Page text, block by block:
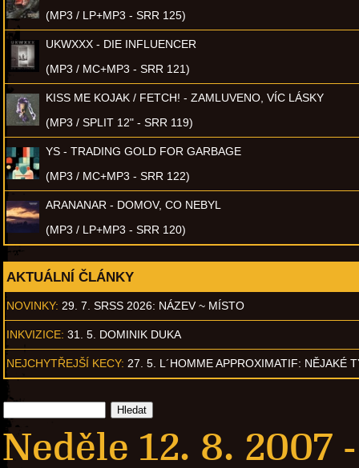
(MP3 / LP+MP3 - SRR 125)
UKWXXX - DIE INFLUENCER
(MP3 / MC+MP3 - SRR 121)
KISS ME KOJAK / FETCH! - ZAMLUVENO, VÍC LÁSKY
(MP3 / SPLIT 12" - SRR 119)
YS - TRADING GOLD FOR GARBAGE
(MP3 / MC+MP3 - SRR 122)
ARANANAR - DOMOV, CO NEBYL
(MP3 / LP+MP3 - SRR 120)
AKTUÁLNÍ ČLÁNKY
NOVINKY: 29. 7. SRSS 2026: NÁZEV ~ MÍSTO
INKVIZICE: 31. 5. DOMINIK DUKA
NEJCHYTŘEJŠÍ KECY: 27. 5. L´HOMME APPROXIMATIF: NĚJAKÉ
Neděle 12. 8. 2007